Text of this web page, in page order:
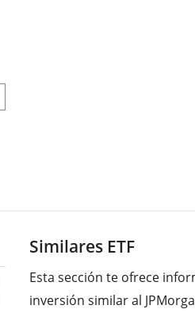
Similares ETF
Esta sección te ofrece
inversión similar al